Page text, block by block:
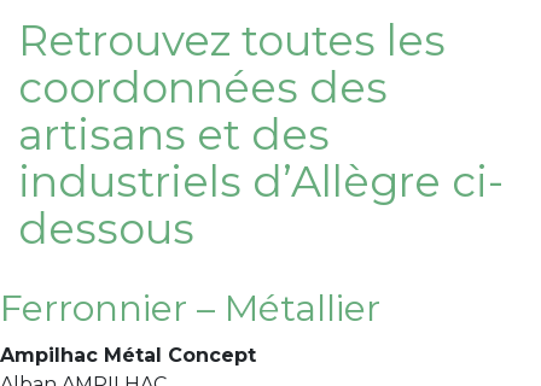
Retrouvez toutes les
coordonnées des
artisans et des
industriels d’Allègre ci-
dessous
Ferronnier – Métallier
Ampilhac Métal Concept